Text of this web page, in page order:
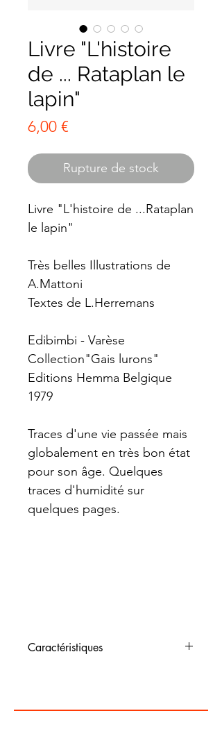
Livre "L'histoire
de ... Rataplan le
lapin"
6,00 €
Rupture de stock
Livre "L'histoire de ...Rataplan
le lapin"
Très belles Illustrations de
A.Mattoni
Textes de L.Herremans
Edibimbi - Varèse
Collection"Gais lurons"
Editions Hemma Belgique
1979
Traces d'une vie passée mais
globalement en très bon état
pour son âge. Quelques
traces d'humidité sur
quelques pages.
Caractéristiques
Matériaux : papier